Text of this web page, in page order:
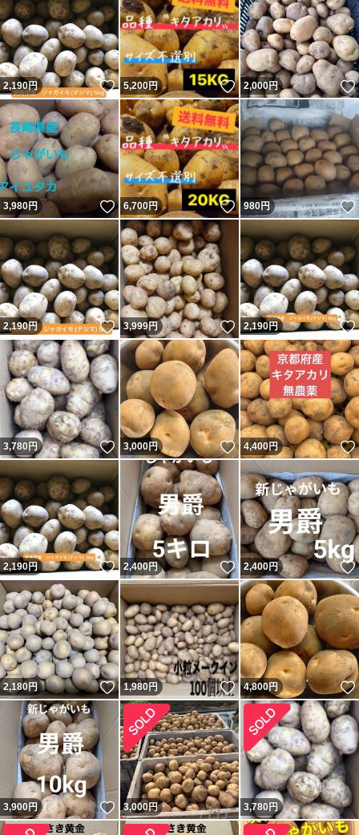
2,190円 いいね！
5,200円 いいね！
2,000円
3,980円 いいね！
6,700円 いいね！
980円
2,190円 いいね！
3,999円 いいね！
2,190円
3,780円 いいね！
3,000円 いいね！
4,400円
2,190円 いいね！
2,400円 いいね！
2,400円
2,180円 いいね！
1,980円 いいね！
4,800円
3,900円 いいね！
3,000円 3,780円